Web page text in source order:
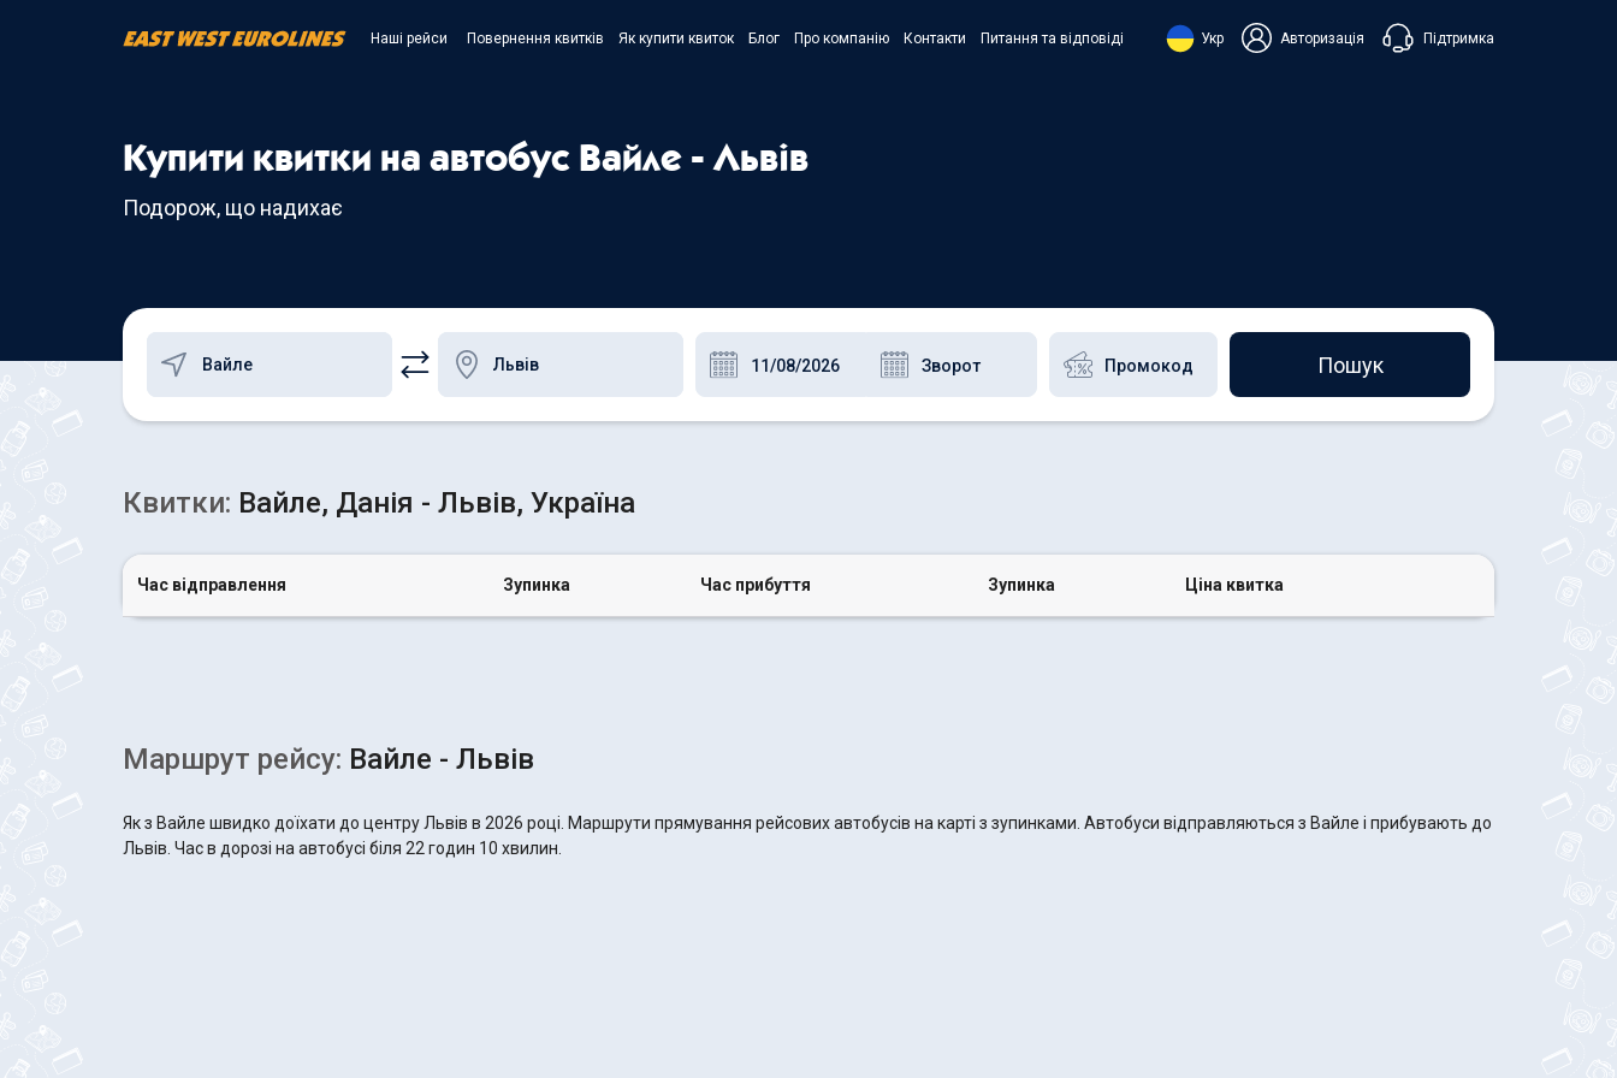
Наші рейси Повернення квитків Як купити квиток Блог Про компанію Контакти Питання та відповіді Укр Авторизація Підтримка
Чат в Messenger
Купити квитки на автобус Вайле - Львів
Подорож, що надихає
Пошук
Квитки: Вайле, Данія - Львів, Україна
Час відправлення Зупинка Час прибуття Зупинка Ціна квитка
Маршрут рейсу: Вайле - Львів
Як з Вайле швидко доїхати до центру Львів в 2026 році. Маршрути прямування рейсових автобусів на карті з зупинками. Автобуси відправляються з Вайле і прибувають до
Львів. Час в дорозі на автобусі біля 22 годин 10 хвилин.